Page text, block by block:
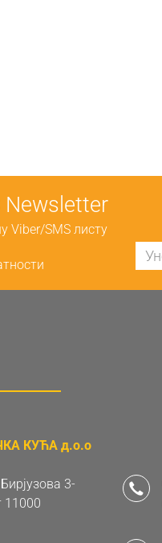
Viber/SMS листу
КУЋА д.о.о
3-
11000